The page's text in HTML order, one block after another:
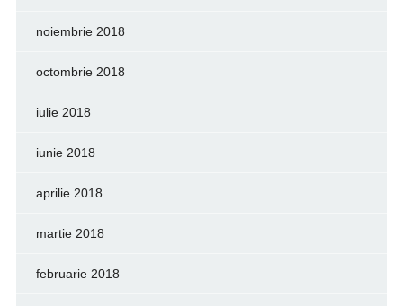
noiembrie 2018
octombrie 2018
iulie 2018
iunie 2018
aprilie 2018
martie 2018
februarie 2018